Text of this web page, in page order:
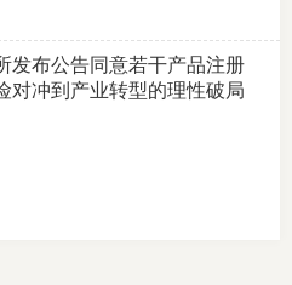
发布公告同意若干产品注册
对冲到产业转型的理性破局